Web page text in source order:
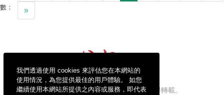
我們透過使用 cookies 來評估您在本網站的
使用情況，為您提供最佳的用戶體驗。 如您
繼續使用本網站所提供之內容或服務，即代表
數：
»
信報財經新聞有限公司版權所有，不得轉載。